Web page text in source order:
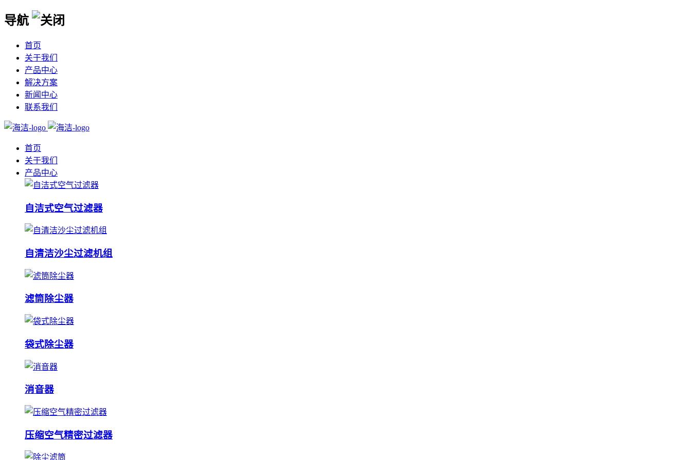
导航
首页
关于我们
产品中心
解决方案
新闻中心
联系我们
首页
关于我们
产品中心
自洁式空气过滤器
自清洁沙尘过滤机组
滤筒除尘器
袋式除尘器
消音器
压缩空气精密过滤器